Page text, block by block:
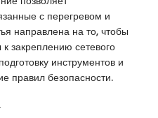
с перегревом и
направлена на то, чтобы
закреплению сетевого
инструментов и
правил безопасности.